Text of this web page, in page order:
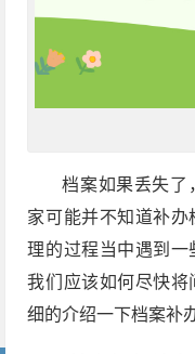
档案如果丢失了
家可能并不知道补
理的过程当中遇到一
我们应该如何尽快
细的介绍一下档案补